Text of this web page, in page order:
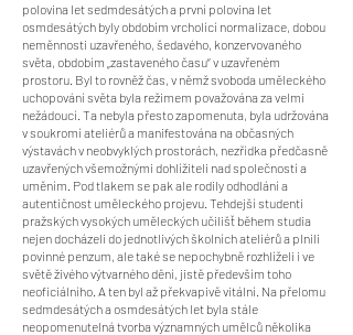
polovina let sedmdesátých a první polovina let
osmdesátých byly obdobím vrcholící normalizace, dobou
neměnnosti uzavřeného, šedavého, konzervovaného
světa, obdobím „zastaveného času“ v uzavřeném
prostoru. Byl to rovněž čas, v němž svoboda uměleckého
uchopování světa byla režimem považována za velmi
nežádoucí. Ta nebyla přesto zapomenuta, byla udržována
v soukromí ateliérů a manifestována na občasných
výstavách v neobvyklých prostorách, nezřídka předčasně
uzavřených všemožnými dohlížiteli nad společností a
uměním. Pod tlakem se pak ale rodily odhodlání a
autentičnost uměleckého projevu. Tehdejší studenti
pražských vysokých uměleckých učilišť během studia
nejen docházeli do jednotlivých školních ateliérů a plnili
povinné penzum, ale také se nepochybně rozhlíželi i ve
světě živého výtvarného dění, jistě především toho
neoficiálního. A ten byl až překvapivě vitální. Na přelomu
sedmdesátých a osmdesátých let byla stále
neopomenutelná tvorba významných umělců několika